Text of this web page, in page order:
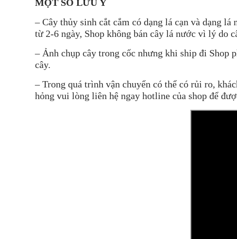
MỘT SỐ LƯU Ý
– Cây thủy sinh cắt cắm có dạng lá cạn và dạng
từ 2-6 ngày, Shop không bán cây lá nước vì lý do
– Ảnh chụp cây trong cốc nhưng khi ship đi Shop
cây.
– Trong quá trình vận chuyển có thể có rủi ro,
hỏng vui lòng liên hệ ngay hotline của shop để